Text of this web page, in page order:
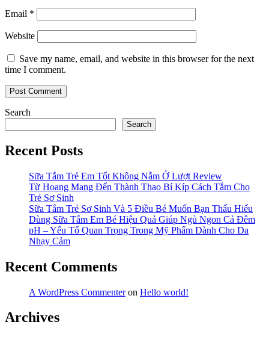
Email *
Website
Save my name, email, and website in this browser for the next
time I comment.
Search
Search
Recent Posts
Sữa Tắm Trẻ Em Tốt Không Nằm Ở Lượt Review
Từ Hoang Mang Đến Thành Thạo Bí Kíp Cách Tắm Cho
Trẻ Sơ Sinh
Sữa Tắm Trẻ Sơ Sinh Và 5 Điều Bé Muốn Bạn Thấu Hiểu
Dùng Sữa Tắm Em Bé Hiệu Quả Giúp Ngủ Ngon Cả Đêm
pH – Yếu Tố Quan Trọng Trong Mỹ Phẩm Dành Cho Da
Nhạy Cảm
Recent Comments
A WordPress Commenteron Hello world!
Archives